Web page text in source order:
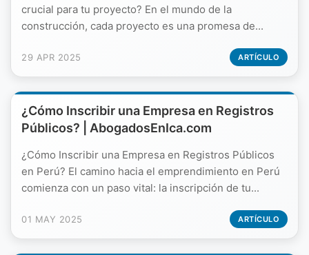
crucial para tu proyecto? En el mundo de la
construcción, cada proyecto es una promesa de...
29 APR 2025 ARTÍCULO
¿Cómo Inscribir una Empresa en Registros
Públicos? | AbogadosEnIca.com
¿Cómo Inscribir una Empresa en Registros Públicos
en Perú? El camino hacia el emprendimiento en Perú
comienza con un paso vital: la inscripción de tu...
01 MAY 2025 ARTÍCULO